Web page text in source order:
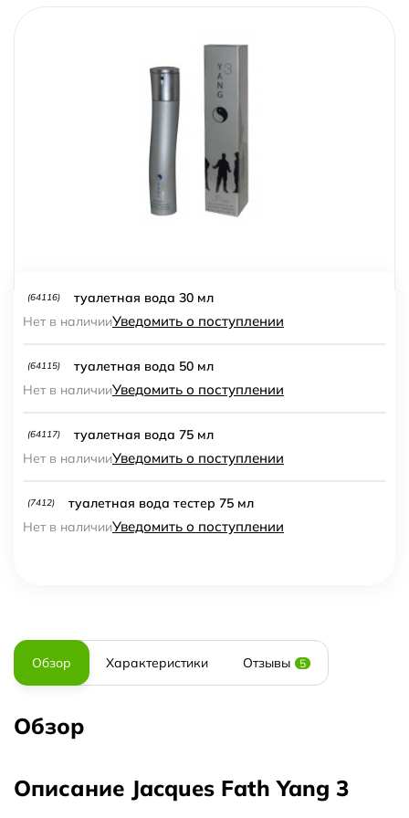
(64116)
туалетная вода 30 мл
Нет в наличииУведомить о поступлении
(64115)
туалетная вода 50 мл
Нет в наличииУведомить о поступлении
(64117)
туалетная вода 75 мл
Нет в наличииУведомить о поступлении
(7412)
туалетная вода тестер 75 мл
Нет в наличииУведомить о поступлении
Обзор Характеристики Отзывы 5
Обзор
Описание Jacques Fath Yang 3